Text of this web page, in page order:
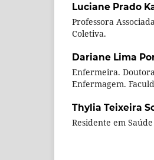
Luciane Prado
Professora
Coletiva.
Dariane Lima
Enfermeira.
Enfermagem.
Thylia Teixeira
Residente em